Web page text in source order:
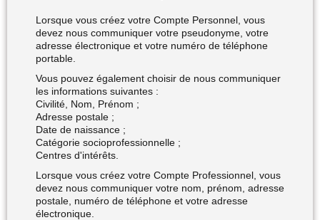
Lorsque vous créez votre Compte Personnel, vous
devez nous communiquer votre pseudonyme, votre
adresse électronique et votre numéro de téléphone
portable.
Vous pouvez également choisir de nous communiquer
les informations suivantes :
Civilité, Nom, Prénom ;
Adresse postale ;
Date de naissance ;
Catégorie socioprofessionnelle ;
Centres d'intérêts.
Lorsque vous créez votre Compte Professionnel, vous
devez nous communiquer votre nom, prénom, adresse
postale, numéro de téléphone et votre adresse
électronique.